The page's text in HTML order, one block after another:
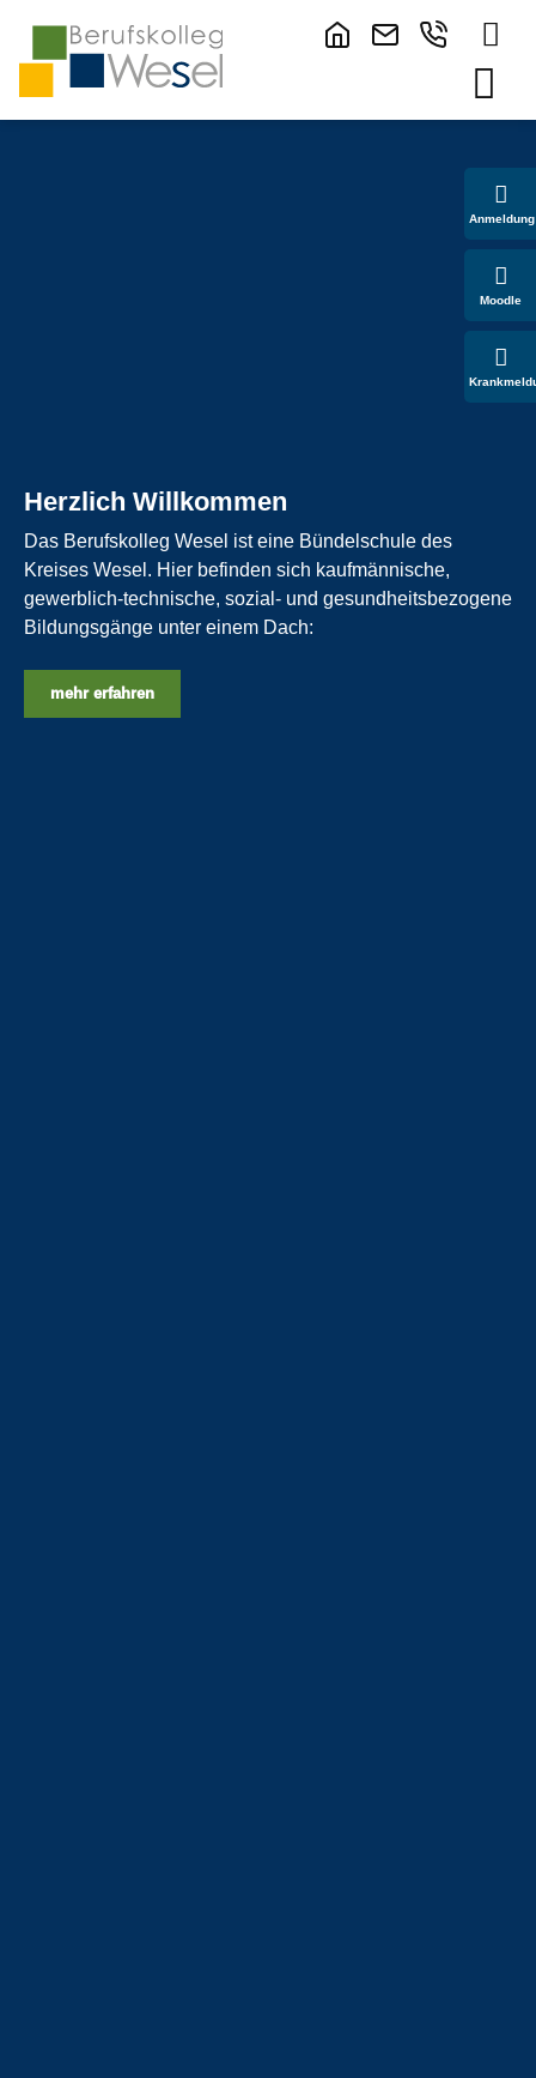
Herzlich Willkommen
Das Berufskolleg Wesel ist eine Bündelschule des
Kreises Wesel. Hier befinden sich kaufmännische,
gewerblich-technische, sozial- und gesundheitsbezogene
Bildungsgänge unter einem Dach:
mehr erfahren
Anmeldung
Moodle